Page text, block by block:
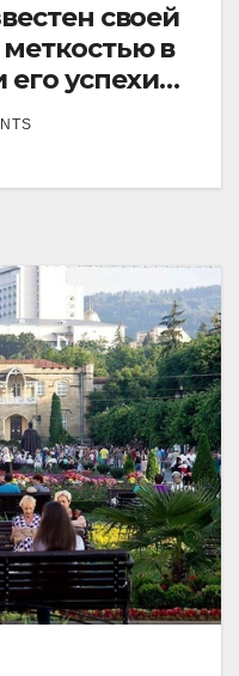
своей
в
его успехи